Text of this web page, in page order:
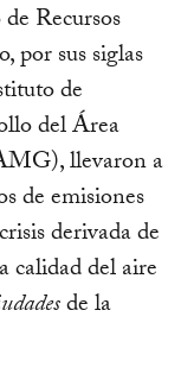
Recursos
sus siglas
de
del Área
llevaron a
de emisiones
derivada de
del aire
de la